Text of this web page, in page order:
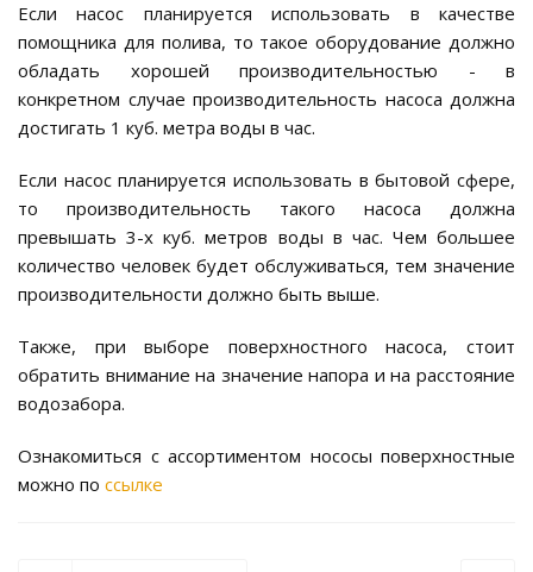
Если насос планируется использовать в качестве
помощника для полива, то такое оборудование должно
обладать хорошей производительностью - в
конкретном случае производительность насоса должна
достигать 1 куб. метра воды в час.
Если насос планируется использовать в бытовой сфере,
то производительность такого насоса должна
превышать 3-х куб. метров воды в час. Чем большее
количество человек будет обслуживаться, тем значение
производительности должно быть выше.
Также, при выборе поверхностного насоса, стоит
обратить внимание на значение напора и на расстояние
водозабора.
Ознакомиться с ассортиментом нососы поверхностные
можно по ссылке